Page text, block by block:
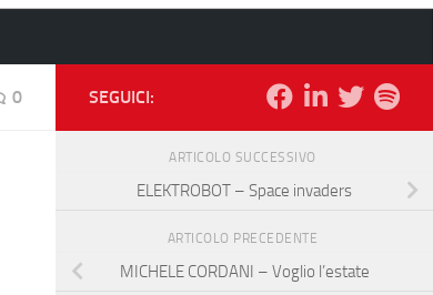
0 SEGUICI:
ARTICOLO SUCCESSIVO
ELEKTROBOT – Space invaders
ARTICOLO PRECEDENTE
MICHELE CORDANI – Voglio l’estate